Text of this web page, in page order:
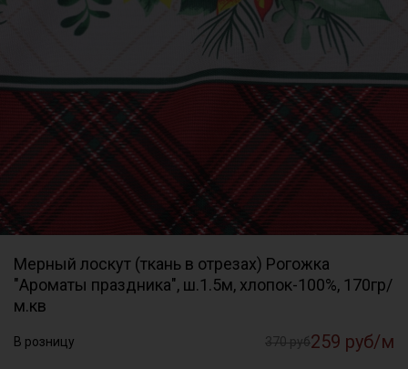
Мерный лоскут (ткань в отрезах) Рогожка
"Ароматы праздника", ш.1.5м, хлопок-100%, 170гр/
м.кв
В розницу 370 руб259 руб/м